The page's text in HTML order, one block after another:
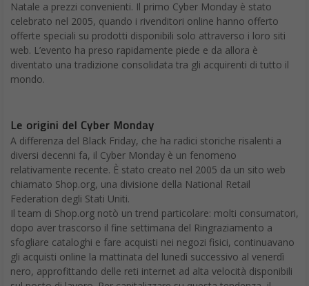
Natale a prezzi convenienti. Il primo Cyber Monday è stato
celebrato nel 2005, quando i rivenditori online hanno offerto
offerte speciali su prodotti disponibili solo attraverso i loro siti
web. L’evento ha preso rapidamente piede e da allora è
diventato una tradizione consolidata tra gli acquirenti di tutto il
mondo.
Le origini del Cyber Monday
A differenza del Black Friday, che ha radici storiche risalenti a
diversi decenni fa, il Cyber Monday è un fenomeno
relativamente recente. È stato creato nel 2005 da un sito web
chiamato Shop.org, una divisione della National Retail
Federation degli Stati Uniti.
Il team di Shop.org notò un trend particolare: molti consumatori,
dopo aver trascorso il fine settimana del Ringraziamento a
sfogliare cataloghi e fare acquisti nei negozi fisici, continuavano
gli acquisti online la mattinata del lunedì successivo al venerdì
nero, approfittando delle reti internet ad alta velocità disponibili